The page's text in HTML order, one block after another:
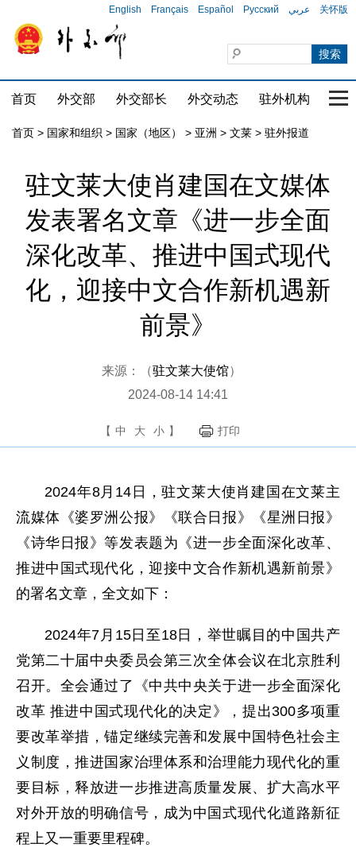
English Français Español Русский عربي 关怀版
首页 外交部 外交部长 外交动态 驻外机构 国
首页 > 国家和组织 > 国家（地区） > 亚洲 > 文莱 > 驻外报道
驻文莱大使肖建国在文媒体
发表署名文章《进一步全面
深化改革、推进中国式现代
化，迎接中文合作新机遇新
前景》
来源：（驻文莱大使馆）
2024-08-14 14:41
【 中 大 小 】 打印
2024年8月14日，驻文莱大使肖建国在文莱主
流媒体《婆罗洲公报》《联合日报》《星洲日报》
《诗华日报》等发表题为《进一步全面深化改革、
推进中国式现代化，迎接中文合作新机遇新前景》
的署名文章，全文如下：
2024年7月15日至18日，举世瞩目的中国共产
党第二十届中央委员会第三次全体会议在北京胜利
召开。全会通过了《中共中央关于进一步全面深化
改革 推进中国式现代化的决定》，提出300多项重
要改革举措，锚定继续完善和发展中国特色社会主
义制度，推进国家治理体系和治理能力现代化的重
要目标，释放进一步推进高质量发展、扩大高水平
对外开放的明确信号，成为中国式现代化道路新征
程上又一重要里程碑。